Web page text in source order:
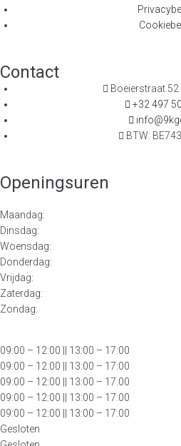
Contact
Boeierstraat 52
+32 497
BTW:
Openingsuren
Maandag:
Dinsdag:
Woensdag:
Donderdag:
Vrijdag:
Zaterdag:
Zondag:
09:00 – 12:00
|| 13:00 – 17:00
09:00 – 12:00 || 13:00 – 17:00
09:00 – 12:00 || 13:00 – 17:00
09:00 – 12:00 || 13:00 – 17:00
09:00 – 12:00 || 13:00 – 17:00
Gesloten